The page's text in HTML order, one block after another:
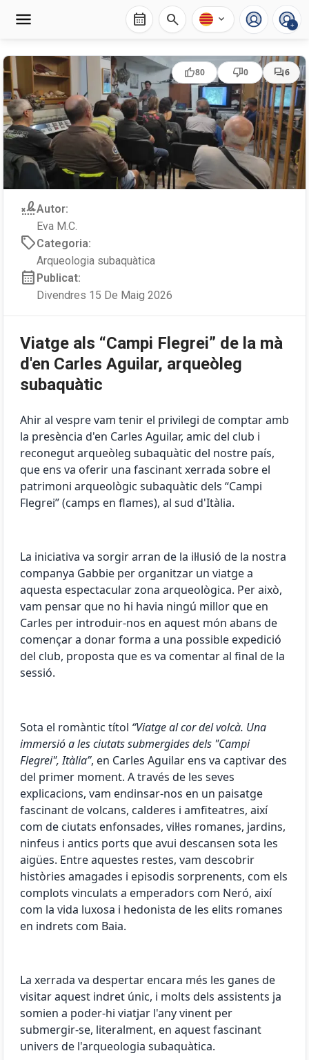
calendar_month search expand_more +
thumb_up80 thumb_down0 forum6
signatureAutor:
Eva M.C.
sellCategoria:
Arqueologia subaquàtica
calendar_month Publicat:
Divendres 15 De Maig 2026
Viatge als “Campi Flegrei” de la mà
d'en Carles Aguilar, arqueòleg
subaquàtic
Ahir al vespre vam tenir el privilegi de comptar amb
la presència d'en Carles Aguilar, amic del club i
reconegut arqueòleg subaquàtic del nostre país,
que ens va oferir una fascinant xerrada sobre el
patrimoni arqueològic subaquàtic dels “Campi
Flegrei” (camps en flames), al sud d'Itàlia.
La iniciativa va sorgir arran de la il·lusió de la nostra
companya Gabbie per organitzar un viatge a
aquesta espectacular zona arqueològica. Per això,
vam pensar que no hi havia ningú millor que en
Carles per introduir-nos en aquest món abans de
començar a donar forma a una possible expedició
del club, proposta que es va comentar al final de la
sessió.
Sota el romàntic títol “Viatge al cor del volcà. Una
immersió a les ciutats submergides dels "Campi
Flegrei", Itàlia”, en Carles Aguilar ens va captivar des
del primer moment. A través de les seves
explicacions, vam endinsar-nos en un paisatge
fascinant de volcans, calderes i amfiteatres, així
com de ciutats enfonsades, vil·les romanes, jardins,
ninfeus i antics ports que avui descansen sota les
aigües. Entre aquestes restes, vam descobrir
històries amagades i episodis sorprenents, com els
complots vinculats a emperadors com Neró, així
com la vida luxosa i hedonista de les elits romanes
en indrets com Baia.
La xerrada va despertar encara més les ganes de
visitar aquest indret únic, i molts dels assistents ja
somien a poder-hi viatjar l'any vinent per
submergir-se, literalment, en aquest fascinant
univers de l'arqueologia subaquàtica.